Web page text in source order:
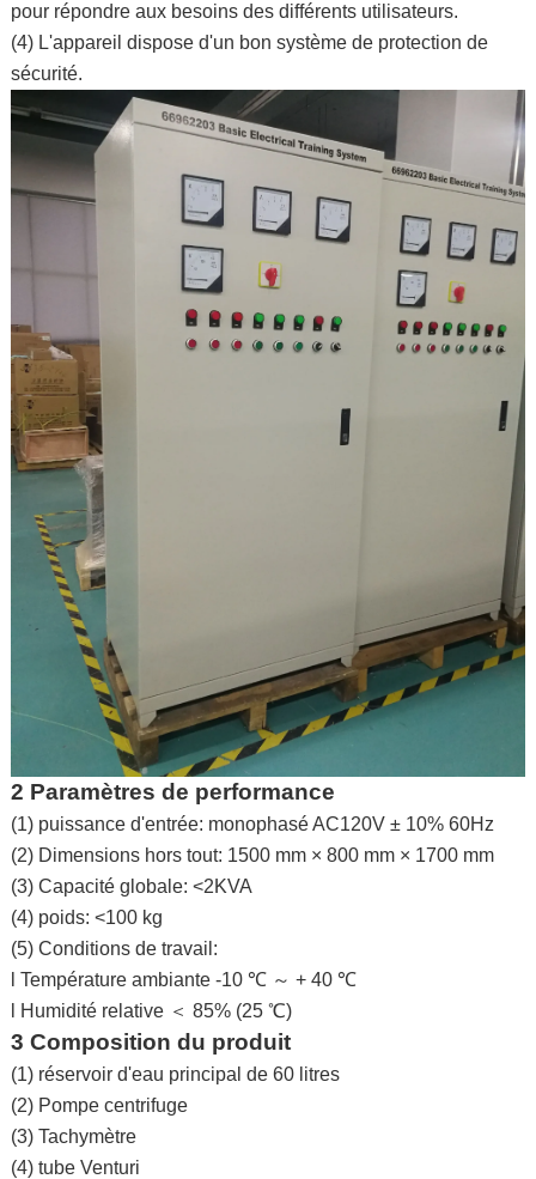
pour répondre aux besoins des différents utilisateurs.
(4) L'appareil dispose d'un bon système de protection de
sécurité.
2 Paramètres de performance
(1) puissance d'entrée: monophasé AC120V ± 10% 60Hz
(2) Dimensions hors tout: 1500 mm × 800 mm × 1700 mm
(3) Capacité globale: <2KVA
(4) poids: <100 kg
(5) Conditions de travail:
l Température ambiante -10 ℃ ～ + 40 ℃
l Humidité relative ＜ 85% (25 ℃)
3 Composition du produit
(1) réservoir d'eau principal de 60 litres
(2) Pompe centrifuge
(3) Tachymètre
(4) tube Venturi